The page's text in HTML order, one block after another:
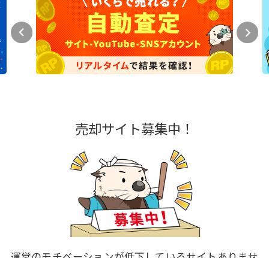
売却サイト募集中！